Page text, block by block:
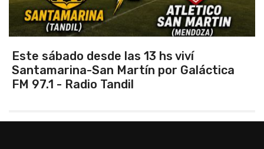
Vuelve el torneo oficial de hockey